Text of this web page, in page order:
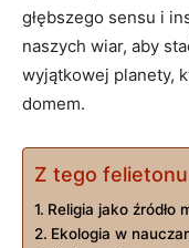
głębszego sensu i
naszych wiar, ​aby
wyjątkowej planety,
domem.
Z tego
Religia jako źródło
Ekologia‍ w‍